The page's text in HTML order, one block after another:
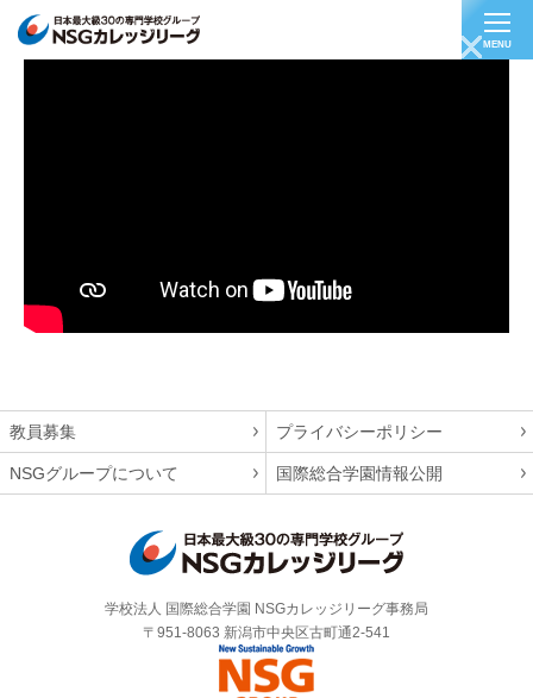
MENU
教員募集 プライバシーポリシー
NSGグループについて 国際総合学園情報公開
学校法人 国際総合学園 NSGカレッジリーグ事務局
〒951-8063 新潟市中央区古町通2-541